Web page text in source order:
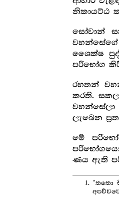
නිකායට්ඨ
සෝවාන්
ශෛක්ෂ
පරිභෝග
රහතන්
කරති.
වහන්සේලා
ලැබෙන
මේ
ණය ඇති
“තතො